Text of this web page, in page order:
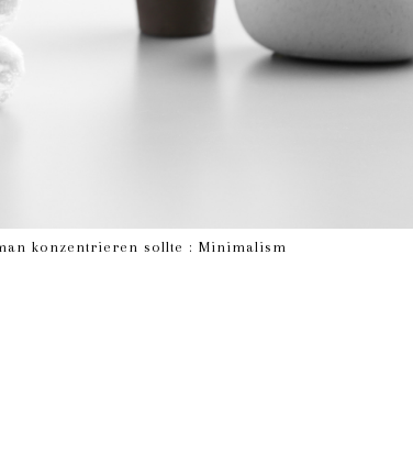
konzentrieren sollte : Minimalism